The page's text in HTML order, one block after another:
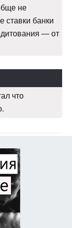
не
ставки банки
— от
что